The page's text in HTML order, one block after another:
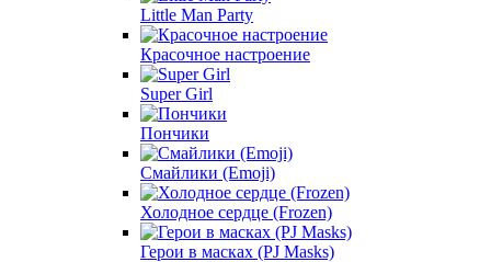
Little Man Party
Красочное настроение
Super Girl
Пончики
Смайлики (Emoji)
Холодное сердце (Frozen)
Герои в масках (PJ Masks)